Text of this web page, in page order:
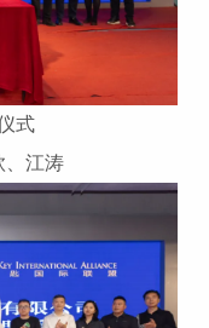
式
、江涛